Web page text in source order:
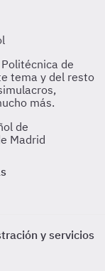
de
Madrid
y servicios